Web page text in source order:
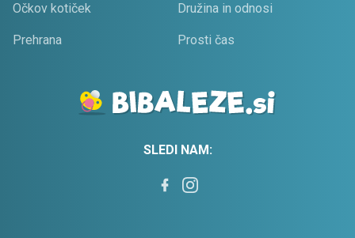
Očkov kotiček Družina in odnosi
Prehrana Prosti čas
SLEDI NAM: